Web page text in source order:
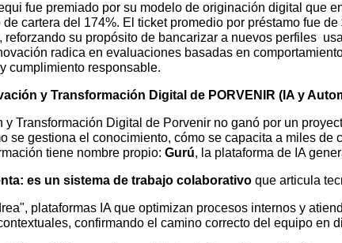
fue premiado por su modelo de originación digital que
cartera del 174%. El ticket promedio por préstamo fue
reforzando su propósito de bancarizar a nuevos perfiles
radica en evaluaciones basadas en
cumplimiento responsable.
y Transformación Digital de PORVENIR (IA y
y Transformación Digital de Porvenir no ganó por un
se gestiona el conocimiento, cómo se capacita a miles
tiene nombre propio: Gurú, la plataforma de IA
es un sistema de trabajo colaborativo que articula
plataformas IA que optimizan procesos internos y
confirmando el camino correcto del equipo en